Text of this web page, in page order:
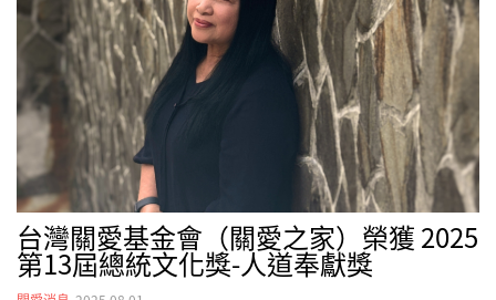
活動內容含有「抽獎」、「訓練費」、「公益投資」等關鍵
字，務必提高警覺。💡多打一通165防詐專線查證，讓善意
不被利用，愛心更有力！☎️ 關愛之家行政專線：02-2738-
9600🌐 官網：http://www.twhhf.org…
台灣關愛基金會（關愛之家）榮獲 2025
第13屆總統文化獎-人道奉獻獎